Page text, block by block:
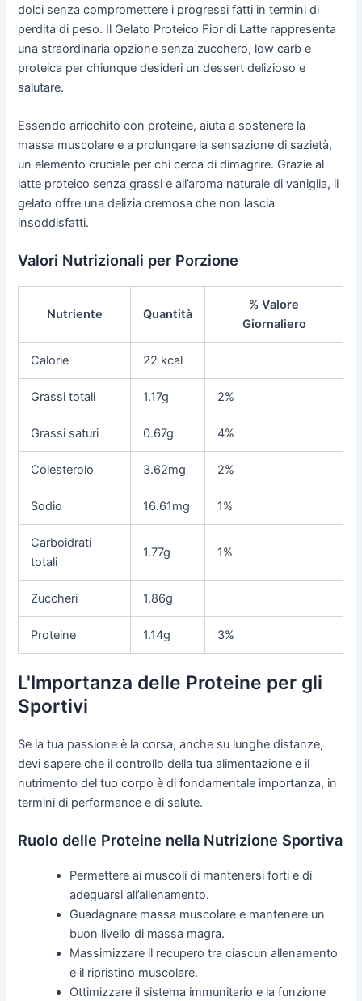
dolci senza compromettere i progressi fatti in termini di
perdita di peso. Il Gelato Proteico Fior di Latte rappresenta
una straordinaria opzione senza zucchero, low carb e
proteica per chiunque desideri un dessert delizioso e
salutare.
Essendo arricchito con proteine, aiuta a sostenere la
massa muscolare e a prolungare la sensazione di sazietà,
un elemento cruciale per chi cerca di dimagrire. Grazie al
latte proteico senza grassi e all’aroma naturale di vaniglia, il
gelato offre una delizia cremosa che non lascia
insoddisfatti.
Valori Nutrizionali per Porzione
Nutriente Quantità
% Valore
Giornaliero
Calorie 22 kcal
Grassi totali 1.17g 2%
Grassi saturi 0.67g 4%
Colesterolo 3.62mg 2%
Sodio 16.61mg 1%
Carboidrati
totali
1.77g 1%
Zuccheri 1.86g
Proteine 1.14g 3%
L'Importanza delle Proteine per gli
Sportivi
Se la tua passione è la corsa, anche su lunghe distanze,
devi sapere che il controllo della tua alimentazione e il
nutrimento del tuo corpo è di fondamentale importanza, in
termini di performance e di salute.
Ruolo delle Proteine nella Nutrizione Sportiva
Permettere ai muscoli di mantenersi forti e di
adeguarsi all’allenamento.
Guadagnare massa muscolare e mantenere un
buon livello di massa magra.
Massimizzare il recupero tra ciascun allenamento
e il ripristino muscolare.
Ottimizzare il sistema immunitario e la funzione